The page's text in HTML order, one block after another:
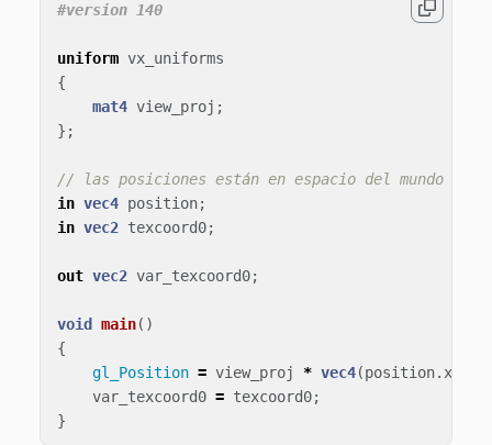
uniform vx_uniforms
{
mat4 view_proj ;
};
// las posiciones están en espacio del mundo
in vec4 position;
in vec2 texcoord0;
out vec2 var_texcoord0;
void main()
{
gl_Position = view_proj * vec4(position. xyz
var_texcoord0 = texcoord0;
}